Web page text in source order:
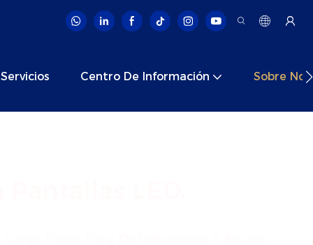
Servicios Centro De Información Sobre